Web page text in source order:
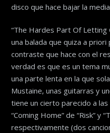
disco que hace bajar la
“The Hardes Part Of Letting
una balada que quiza a
contraste que hace con el
verdad es que es un tema
una parte lenta en la que
Mustaine, unas guitarras y
tiene un cierto parecido a las
“Coming Home” de “Risk” y
respectivamente (dos